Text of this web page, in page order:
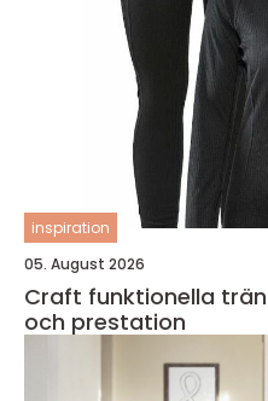
inspiration
05. August 2026
Craft funktionella träningskläder för vardag
och prestation